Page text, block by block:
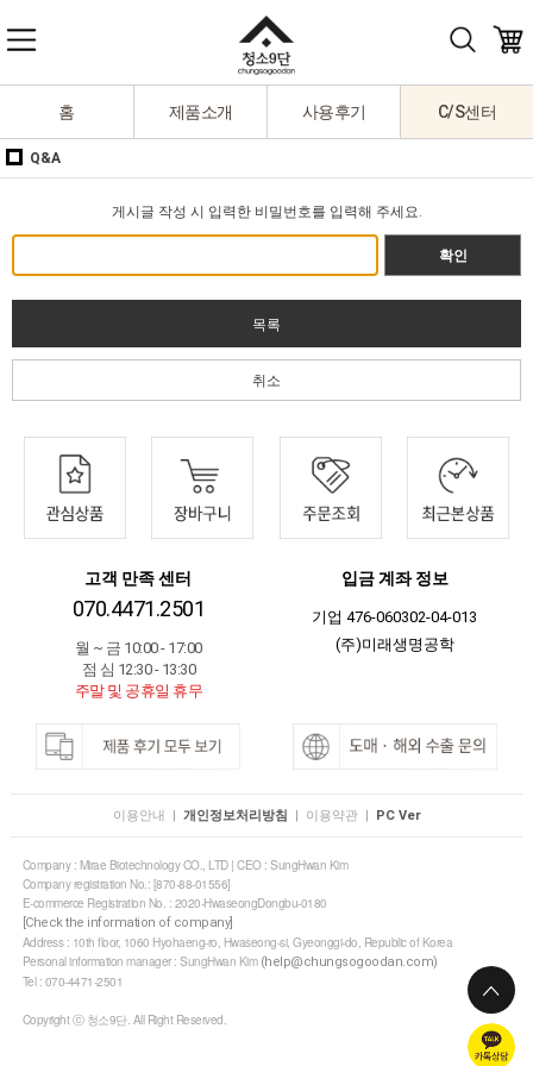
홈 제품소개 사용후기 C/S센터
Q&A
게시글 작성 시 입력한 비밀번호를 입력해 주세요.
확인
목록
취소
고객 만족 센터
070.4471.2501
월 ~ 금 10:00 - 17:00
점 심 12:30 - 13:30
주말 및 공휴일 휴무
입금 계좌 정보
기업 476-060302-04-013
(주)미래생명공학
이용안내 개인정보처리방침 이용약관 PC Ver
Company : Mirae Biotechnology CO., LTD | CEO : SungHwan Kim
Company registration No.: [870-88-01556]
E-commerce Registration No. : 2020-HwaseongDongbu-0180
[Check the information of company]
Address : 10th floor, 1060 Hyohaeng-ro, Hwaseong-si, Gyeonggi-do, Republic of Korea
Personal information manager : SungHwan Kim (help@chungsogoodan.com)
Tel : 070-4471-2501
Copyright ⓒ 청소9단. All Right Reserved.